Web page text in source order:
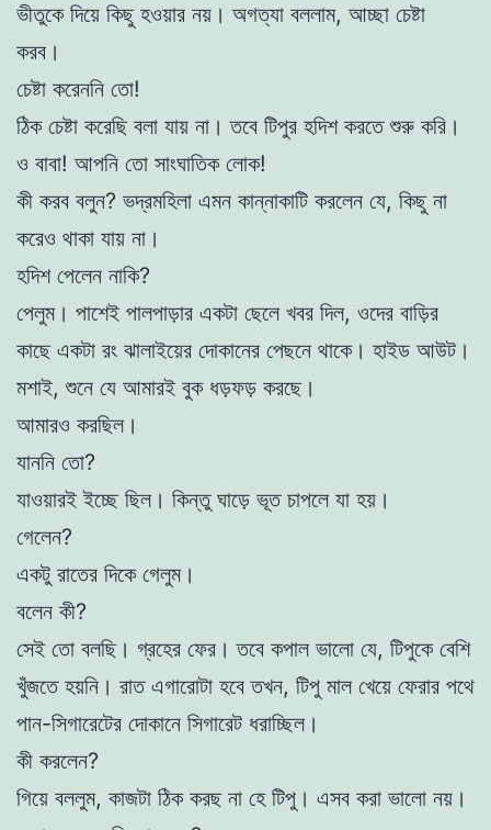
ভীতুকে দিয়ে কিছু হওয়ার নয়। অগত্যা বললাম, আচ্ছা চেষ্টা
করব।
চেষ্টা করেননি তো!
ঠিক চেষ্টা করেছি বলা যায় না। তবে টিপুর হদিশ করতে শুরু করি।
ও বাবা! আপনি তো সাংঘাতিক লোক!
কী করব বলুন? ভদ্রমহিলা এমন কান্নাকাটি করলেন যে, কিছু না
করেও থাকা যায় না।
হদিশ পেলেন নাকি?
পেলুম। পাশেই পালপাড়ার একটা ছেলে খবর দিল, ওদের বাড়ির
কাছে একটা রং ঝালাইয়ের দোকানের পেছনে থাকে। হাইড আউট।
মশাই, শুনে যে আমারই বুক ধড়ফড় করছে।
আমারও করছিল।
যাননি তো?
যাওয়ারই ইচ্ছে ছিল। কিন্তু ঘাড়ে ভূত চাপলে যা হয়।
গেলেন?
একটু রাতের দিকে গেলুম।
বলেন কী?
সেই তো বলছি। গ্রহের ফের। তবে কপাল ভালো যে, টিপুকে বেশি
খুঁজতে হয়নি। রাত এগারোটা হবে তখন, টিপু মাল খেয়ে ফেরার পথে
পান-সিগারেটের দোকানে সিগারেট ধরাচ্ছিল।
কী করলেন?
গিয়ে বললুম, কাজটা ঠিক করছ না হে টিপু। এসব করা ভালো নয়।